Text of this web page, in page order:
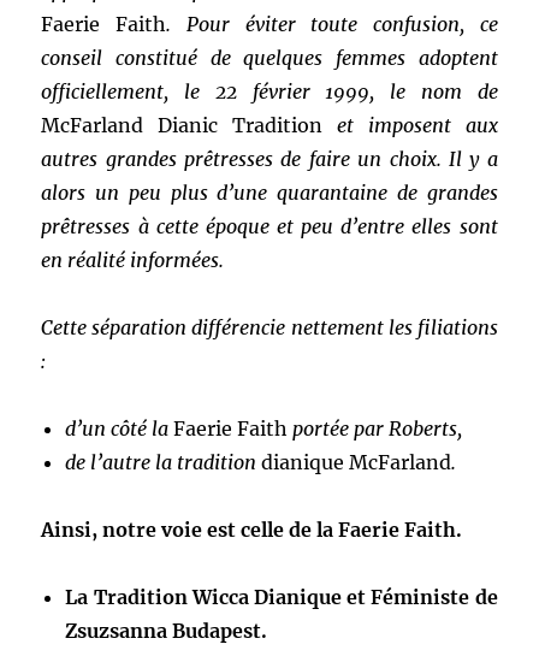
Faerie Faith. Pour éviter toute confusion, ce
conseil constitué de quelques femmes adoptent
officiellement, le 22 février 1999, le nom de
McFarland Dianic Tradition et imposent aux
autres grandes prêtresses de faire un choix. Il y a
alors un peu plus d’une quarantaine de grandes
prêtresses à cette époque et peu d’entre elles sont
en réalité informées.
Cette séparation différencie nettement les filiations
:
d’un côté la Faerie Faith portée par Roberts,
de l’autre la tradition dianique McFarland.
Ainsi, notre voie est celle de la Faerie Faith.
La Tradition Wicca Dianique et Féministe de
Zsuzsanna Budapest.